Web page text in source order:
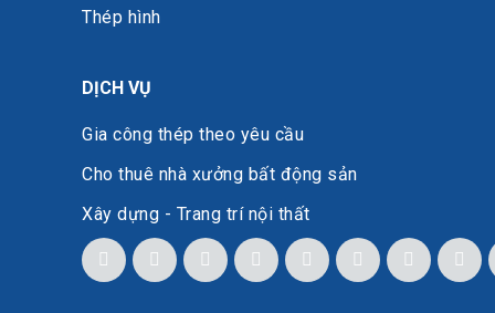
Thép hình
DỊCH VỤ
Gia công thép theo yêu cầu
Cho thuê nhà xưởng bất động sản
Xây dựng - Trang trí nội thất